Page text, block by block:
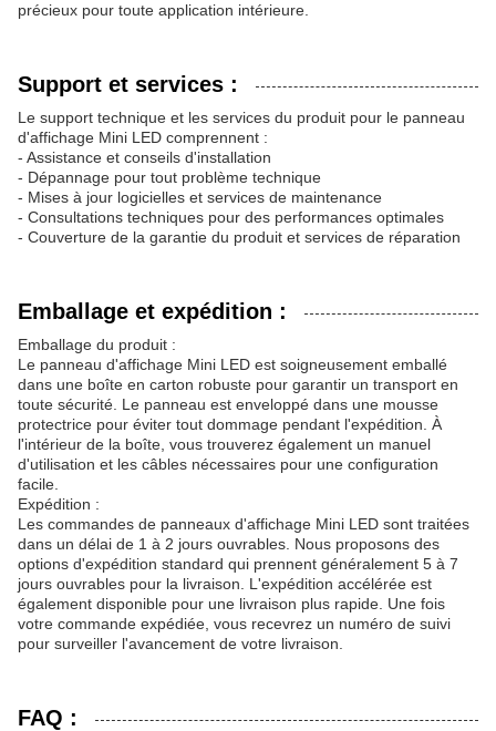
précieux pour toute application intérieure.
Support et services :
Le support technique et les services du produit pour le panneau
d'affichage Mini LED comprennent :
- Assistance et conseils d'installation
- Dépannage pour tout problème technique
- Mises à jour logicielles et services de maintenance
- Consultations techniques pour des performances optimales
- Couverture de la garantie du produit et services de réparation
Emballage et expédition :
Emballage du produit :
Le panneau d'affichage Mini LED est soigneusement emballé
dans une boîte en carton robuste pour garantir un transport en
toute sécurité. Le panneau est enveloppé dans une mousse
protectrice pour éviter tout dommage pendant l'expédition. À
l'intérieur de la boîte, vous trouverez également un manuel
d'utilisation et les câbles nécessaires pour une configuration
facile.
Expédition :
Les commandes de panneaux d'affichage Mini LED sont traitées
dans un délai de 1 à 2 jours ouvrables. Nous proposons des
options d'expédition standard qui prennent généralement 5 à 7
jours ouvrables pour la livraison. L'expédition accélérée est
également disponible pour une livraison plus rapide. Une fois
votre commande expédiée, vous recevrez un numéro de suivi
pour surveiller l'avancement de votre livraison.
FAQ :